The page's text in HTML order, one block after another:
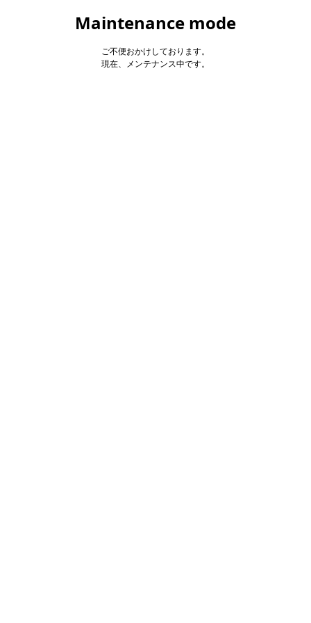
Maintenance mode
ご不便おかけしております。
現在、メンテナンス中です。